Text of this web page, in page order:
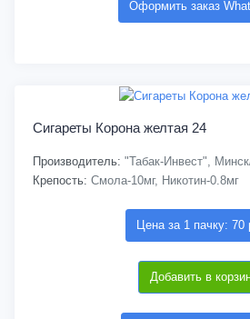
Оформить заказ
Сигареты Корона желтая 24
Производитель: "Табак-Инвест",
Крепость: Смола-10мг, Никотин-0.8мг
Цена за 1 пачку: 70
Добавить в